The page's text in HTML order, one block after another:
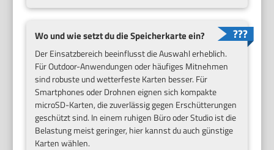
Wo und wie setzt du die Speicherkarte ein?
Der Einsatzbereich beeinflusst die Auswahl erheblich.
Für Outdoor-Anwendungen oder häufiges Mitnehmen
sind robuste und wetterfeste Karten besser. Für
Smartphones oder Drohnen eignen sich kompakte
microSD-Karten, die zuverlässig gegen Erschütterungen
geschützt sind. In einem ruhigen Büro oder Studio ist die
Belastung meist geringer, hier kannst du auch günstige
Karten wählen.